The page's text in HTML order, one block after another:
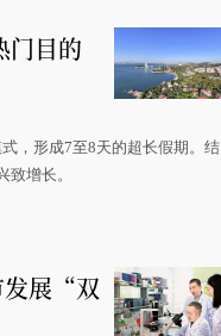
门目的
，形成7至8天的超长假期。结
致增长。
发展“双